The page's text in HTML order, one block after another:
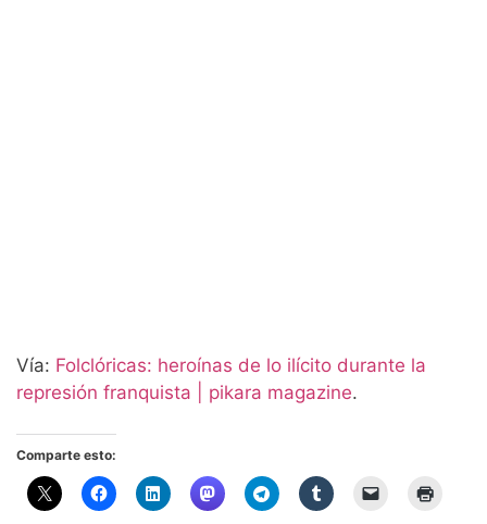
Vía: Folclóricas: heroínas de lo ilícito durante la
represión franquista | pikara magazine.
Comparte esto: